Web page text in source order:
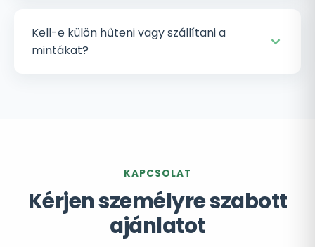
Kell-e külön hűteni vagy szállítani a
mintákat?
KAPCSOLAT
Kérjen személyre szabott
ajánlatot